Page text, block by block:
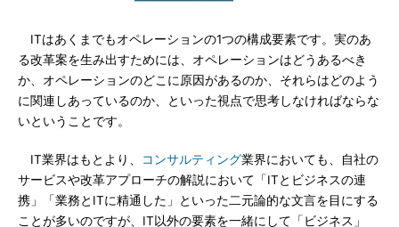
ITはあくまでもオペレーションの1つの構成要素です。実のあ
る改革案を生み出すためには、オペレーションはどうあるべき
か、オペレーションのどこに原因があるのか、それらはどのよう
に関連しあっているのか、といった視点で思考しなければならな
いということです。
IT業界はもとより、 コンサルティング業界においても、自社の
サービスや改革アプローチの解説において「ITとビジネスの連
携」「業務とITに精通した」といった二元論的な文言を目にする
ことが多いのですが、IT以外の要素を一緒にして「ビジネス」